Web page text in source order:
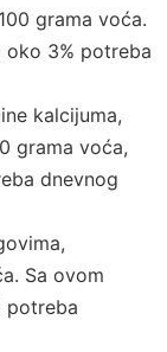
grama voća.
3% potreba
kalcijuma,
grama voća,
dnevnog
Sa ovom
potreba